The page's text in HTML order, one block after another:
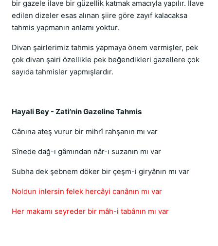
bir gazele ilave bir güzellik katmak amacıyla yapılır. İlave
edilen dizeler esas alınan şiire göre zayıf kalacaksa
tahmis yapmanın anlamı yoktur.
Divan şairlerimiz tahmis yapmaya önem vermişler, pek
çok divan şairi özellikle pek beğendikleri gazellere çok
sayıda tahmisler yapmışlardır.
Hayali Bey - Zati’nin Gazeline Tahmis
Cânına ateş vurur bir mihrî rahşanın mı var
Sînede dağ-ı gâmından nâr-ı suzanın mı var
Subha dek şebnem döker bir çeşm-i giryânın mı var
Noldun inlersin felek hercâyi canânın mı var
Her makamı seyreder bir mâh-i tabânın mı var